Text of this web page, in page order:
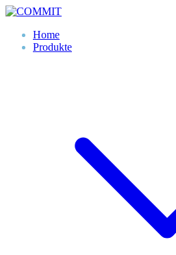
Skip
contentHome
Produkte